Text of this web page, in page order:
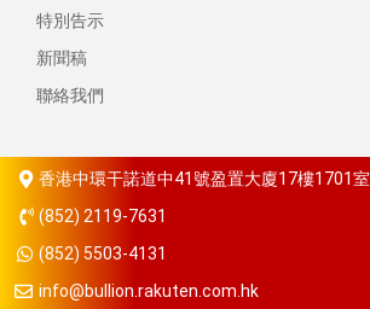
特別告示
新聞稿
聯絡我們
香港中環干諾道中41號盈置大廈17樓1701室
(852) 2119-7631
(852) 5503-4131
info@bullion.rakuten.com.hk